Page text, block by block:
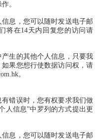
。
息，您可以随时发送电子邮
将在14天内回复您的访问请
生的其他个人信息，只要我
果您想行使数据访问权，请
。
错误时，您有权要求我们做
人信息”中罗列的方式提出更
息，您可以随时发送电子邮